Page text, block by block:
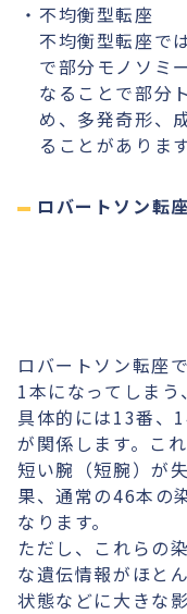
不均衡型転座
不均衡型転座で
で部分モノソミ
なることで部分
め、多発奇形、
ることがあります
ロバートソン転座
ロバートソン転座
1本になってしまう
具体的には13番、
が関係します。こ
短い腕（短腕）が
果、通常の46本の
なります。
ただし、これらの
な遺伝情報がほと
状態などに大きな